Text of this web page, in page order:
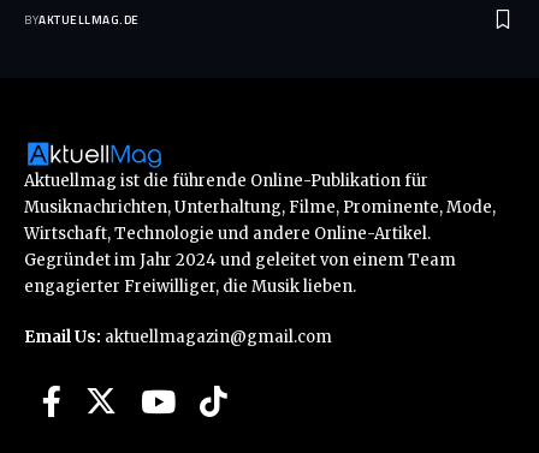
BYAKTUELLMAG.DE
Aktuellmag ist die führende Online-Publikation für
Musiknachrichten, Unterhaltung, Filme, Prominente, Mode,
Wirtschaft, Technologie und andere Online-Artikel.
Gegründet im Jahr 2024 und geleitet von einem Team
engagierter Freiwilliger, die Musik lieben.
Email Us: aktuellmagazin@gmail.com